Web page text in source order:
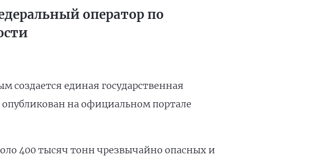
оператор по
создается единая государственная
нa официальном портале
400 тысяч тонн чрезвычайно опасных и